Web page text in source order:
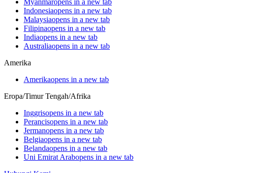
Myanmaropens in a new tab
Indonesiaopens in a new tab
Malaysiaopens in a new tab
Filipinaopens in a new tab
Indiaopens in a new tab
Australiaopens in a new tab
Amerika
Amerikaopens in a new tab
Eropa/Timur Tengah/Afrika
Inggrisopens in a new tab
Perancisopens in a new tab
Jermanopens in a new tab
Belgiaopens in a new tab
Belandaopens in a new tab
Uni Emirat Arabopens in a new tab